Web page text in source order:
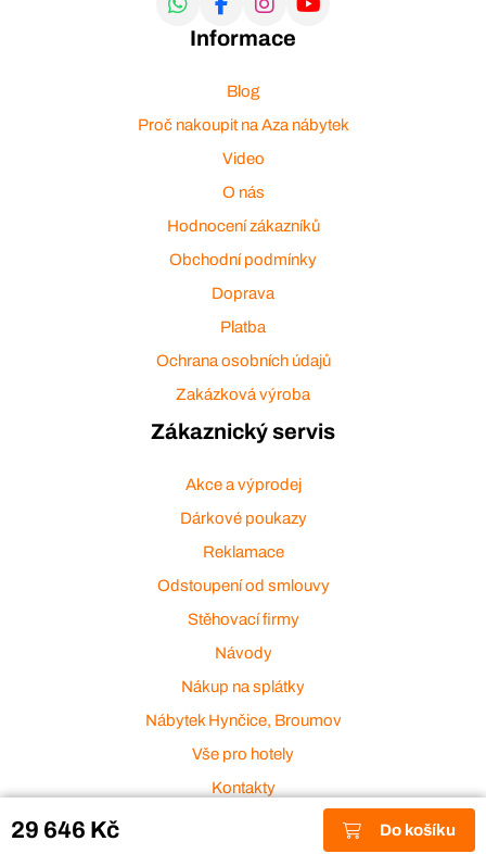
29 646 Kč Do košíku
Informace
Blog
Proč nakoupit na Aza nábytek
Video
O nás
Hodnocení zákazníků
Obchodní podmínky
Doprava
Platba
Ochrana osobních údajů
Zakázková výroba
Zákaznický servis
Akce a výprodej
Dárkové poukazy
Reklamace
Odstoupení od smlouvy
Stěhovací firmy
Návody
Nákup na splátky
Nábytek Hynčice, Broumov
Vše pro hotely
Kontakty
Přijímáme platební karty